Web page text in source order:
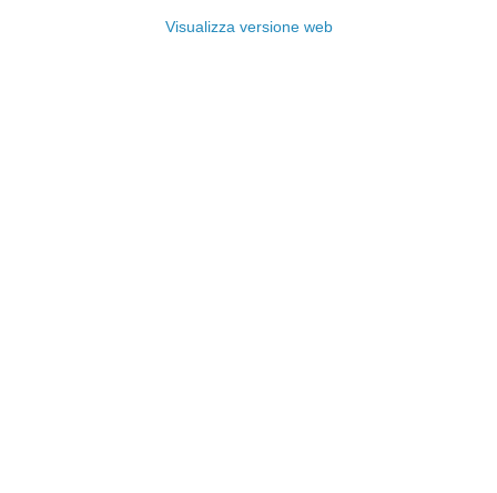
Visualizza versione web